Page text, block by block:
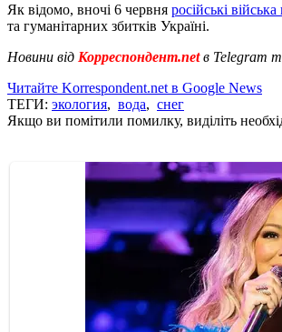
Як відомо, вночі 6 червня російські
та гуманітарних збитків Україні.
Новини від Корреспондент.netв Telegram
Читайте Korrespondent.net в Google News
ТЕГИ: экология, вода, снег
Якщо ви помітили помилку, виділіть